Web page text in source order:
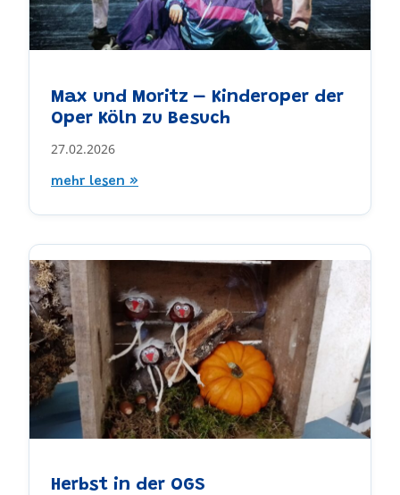
Max und Moritz – Kinderoper der
Oper Köln zu Besuch
27.02.2026
mehr lesen »
Herbst in der OGS